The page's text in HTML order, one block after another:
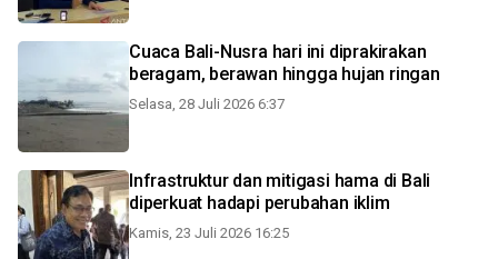
Cuaca Bali-Nusra hari ini diprakirakan
beragam, berawan hingga hujan ringan
Selasa, 28 Juli 2026 6:37
Infrastruktur dan mitigasi hama di Bali
diperkuat hadapi perubahan iklim
Kamis, 23 Juli 2026 16:25